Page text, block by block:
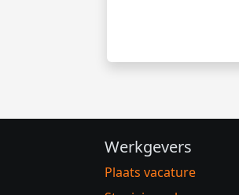
Werkgevers
Plaats vacature